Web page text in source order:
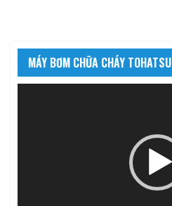
MÁY BƠM CHỮA CHÁY TOHATSU